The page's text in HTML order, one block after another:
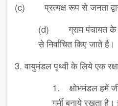
(c) प्रत्यक्ष रूप से जनता द्वारा
(d) ग्राम पंचायत के
से निर्वाचित किए जाते है।
3. वायुमंडल पृथ्वी के लिये एक
1. क्षोभमंडल हमें
गर्मी बनाये रखता